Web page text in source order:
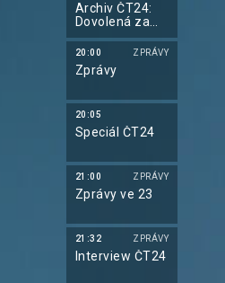
Archiv ČT24:
Dovolená za
dráty
20:00 ZPRÁVY
Zprávy
20:05
Speciál ČT24
21:00 ZPRÁVY
Zprávy ve 23
21:32 ZPRÁVY
Interview ČT24